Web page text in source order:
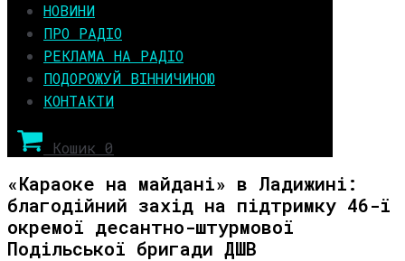
НОВИНИ
ПРО РАДІО
РЕКЛАМА НА РАДІО
ПОДОРОЖУЙ ВІННИЧИНОЮ
КОНТАКТИ
Кошик 0
«Караоке на майдані» в Ладижині:
благодійний захід на підтримку 46-ї
окремої десантно-штурмової
Подільської бригади ДШВ